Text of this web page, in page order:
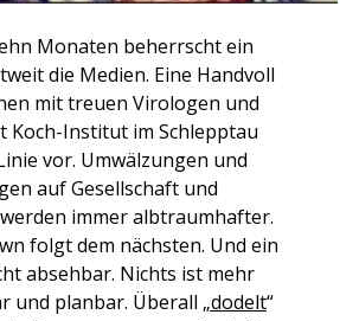
Monaten beherrscht ein
die Medien. Eine Handvoll
mit treuen Virologen und
Koch-Institut im Schlepptau
vor. Umwälzungen und
auf Gesellschaft und
immer albtraumhafter.
folgt dem nächsten. Und ein
absehbar. Nichts ist mehr
und planbar. Überall „dodelt“